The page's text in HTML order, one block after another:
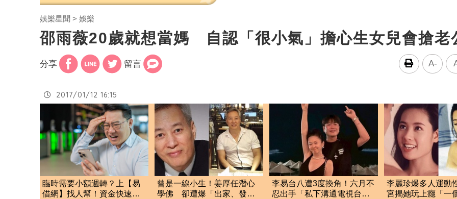
娛樂星聞 娛樂
邵雨薇20歲就想當媽 自認「很小氣」擔心生女兒會搶老
分享 留言 A-
2017/01/12 16:15
臨時需要小額週轉？上【易
借網】找人幫！資金快速到
曾是一線小生！姜厚任潛心
學佛 卻遭爆「出家、發瘋
李易台八遭3度換角！六月不
忍出手「私下溝通電視台」
李麗珍爆多人運動
宮揭她玩上癮「一